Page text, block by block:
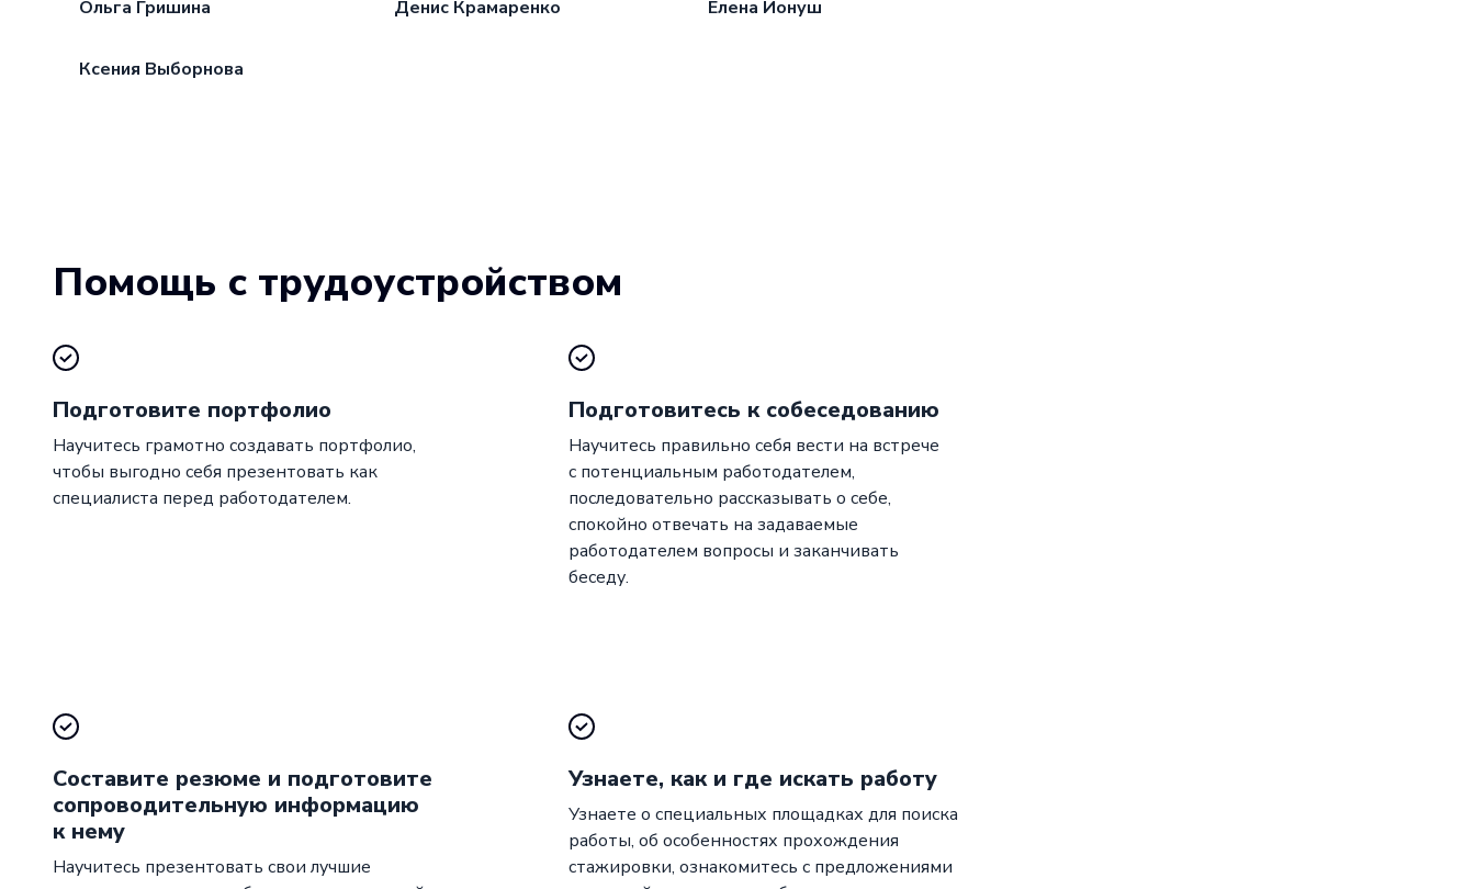
Ольга Гришина Денис Крамаренко Елена Ионуш
Ксения Выборнова
Помощь с трудоустройством
Подготовите портфолио
Научитесь грамотно создавать портфолио,
чтобы выгодно себя презентовать как
специалиста перед работодателем.
Подготовитесь к собеседованию
Научитесь правильно себя вести на встрече
с потенциальным работодателем,
последовательно рассказывать о себе,
спокойно отвечать на задаваемые
работодателем вопросы и заканчивать
беседу.
Составите резюме и подготовите
сопроводительную информацию
к нему
Научитесь презентовать свои лучшие
Узнаете, как и где искать работу
Узнаете о специальных площадках для поиска
работы, об особенностях прохождения
стажировки, ознакомитесь с предложениями